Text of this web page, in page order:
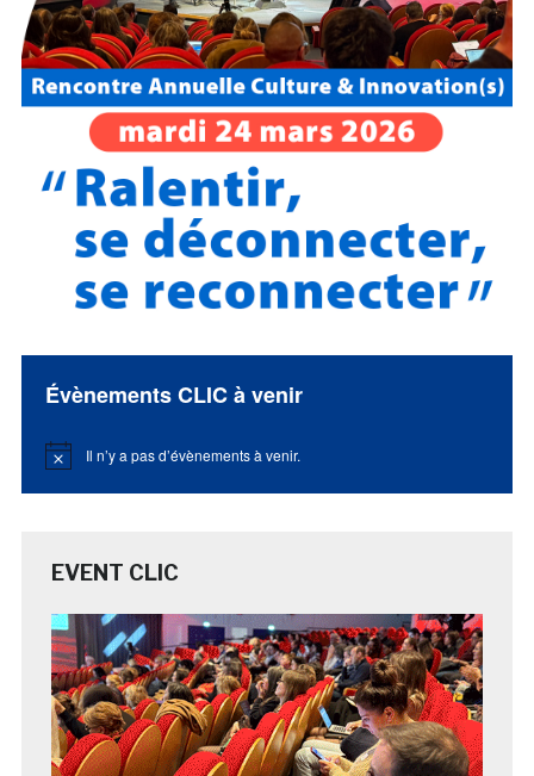
Évènements CLIC à venir
Notice Il n’y a pas d’évènements à venir.
EVENT CLIC